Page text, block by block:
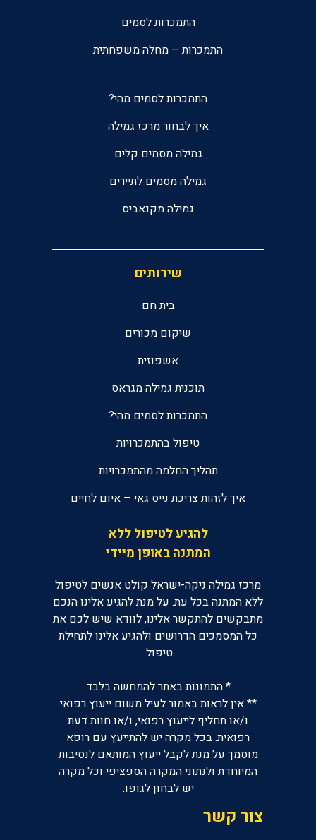
התמכרות לסמים
התמכרות – מחלה משפחתית
התמכרות לסמים מהי?
איך לבחור מרכז גמילה
גמילה מסמים קלים
גמילה מסמים לתיירים
גמילה מקנאביס
שירותים
בית חם
שיקום מכורים
אשפוזית
תוכנית גמילה מגראס
התמכרות לסמים מהי?
טיפול בהתמכרויות
תהליך החלמה מהתמכרויות
איך לזהות צריכת נייס גאי – איום לחיים
להגיע לטיפול ללא
המתנה באופן מיידי
מרכז גמילה ניקה-ישראל קולט אנשים לטיפול
ללא המתנה בכל עת. על מנת להגיע אלינו הנכם
מתבקשים להתקשר אלינו, לוודא שיש לכם את
כל המסמכים הדרושים ולהגיע אלינו לתחילת
טיפול.
* התמונות באתר להמחשה בלבד
** אין לראות באמור לעיל משום ייעוץ רפואי
ו/או תחליף לייעוץ רפואי, ו/או חוות דעת
רפואית. בכל מקרה יש להתייעץ עם רופא
מוסמך על מנת לקבל ייעוץ המותאם לנסיבות
המיוחדת ולנתוני המקרה הספציפי וכל מקרה
יש לבחון לגופו.
צור קשר